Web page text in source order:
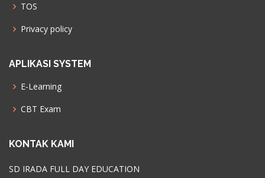
TOS
Privacy policy
APLIKASI SYSTEM
E-Learning
CBT Exam
KONTAK KAMI
SD IRADA FULL DAY EDUCATION